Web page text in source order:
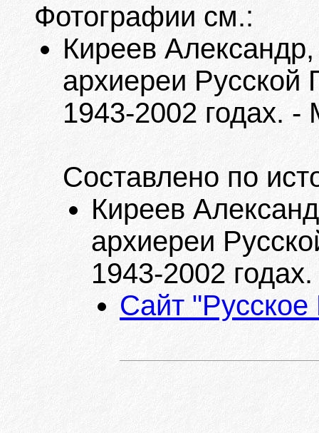
Фотографии см.:
Киреев
архиереи Русской
1943-2002 годах.
Составлено по
Киреев
архиереи
1943-2002
Сайт